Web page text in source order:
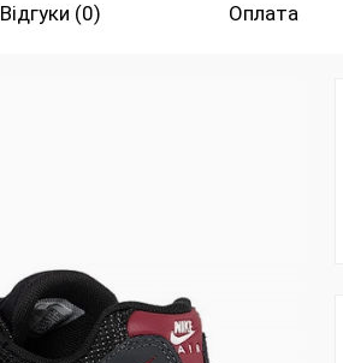
Відгуки (0) Оплата